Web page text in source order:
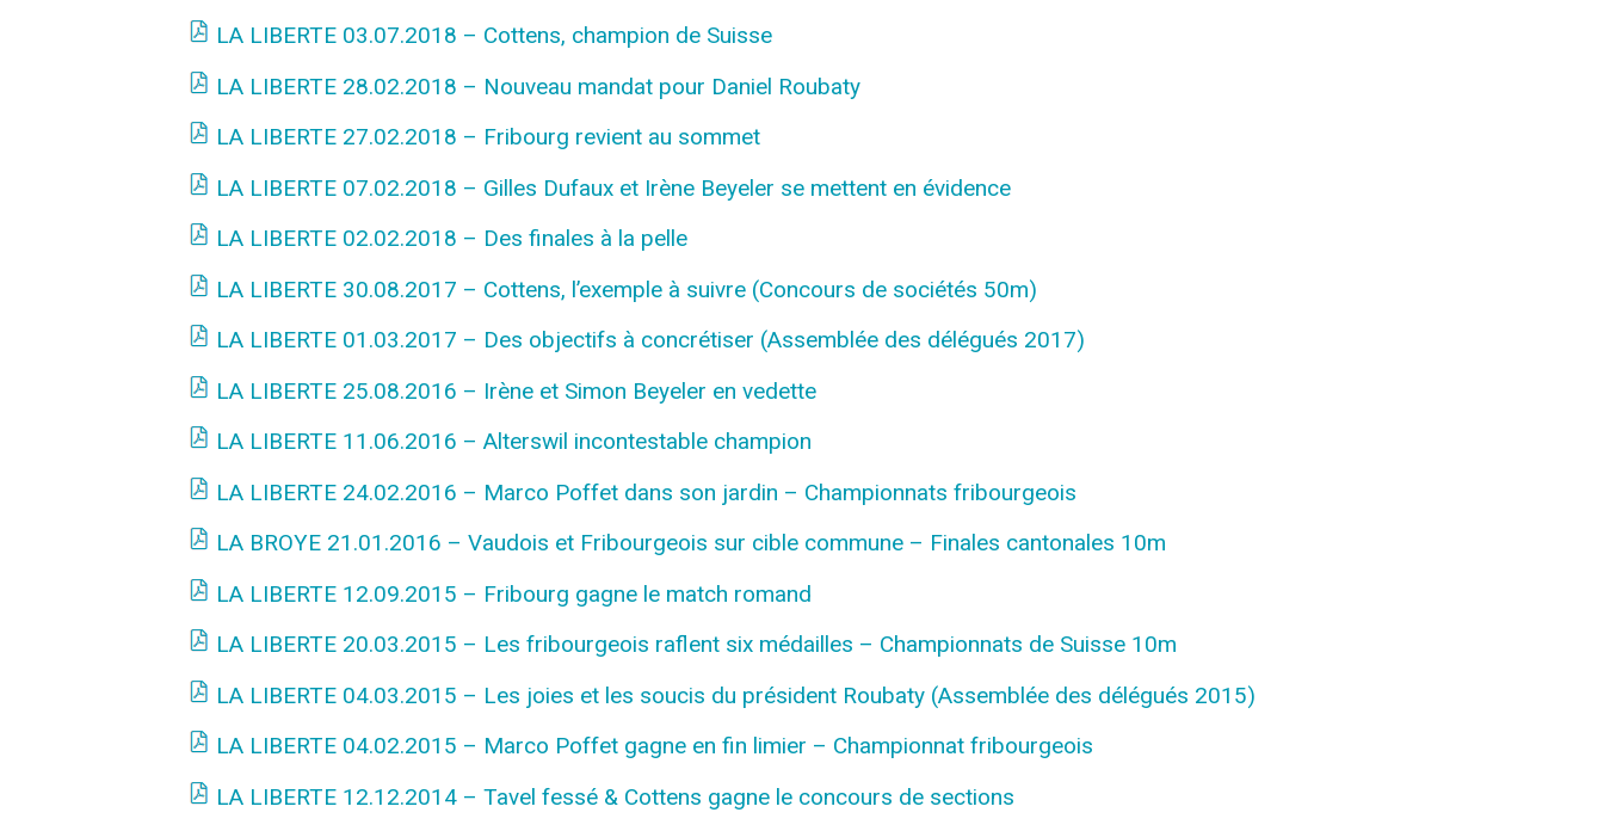
LA LIBERTE 03.07.2018 – Cottens, champion de Suisse
LA LIBERTE 28.02.2018 – Nouveau mandat pour Daniel Roubaty
LA LIBERTE 27.02.2018 – Fribourg revient au sommet
LA LIBERTE 07.02.2018 – Gilles Dufaux et Irène Beyeler se mettent en évidence
LA LIBERTE 02.02.2018 – Des finales à la pelle
LA LIBERTE 30.08.2017 – Cottens, l’exemple à suivre (Concours de sociétés 50m)
LA LIBERTE 01.03.2017 – Des objectifs à concrétiser (Assemblée des délégués 2017)
LA LIBERTE 25.08.2016 – Irène et Simon Beyeler en vedette
LA LIBERTE 11.06.2016 – Alterswil incontestable champion
LA LIBERTE 24.02.2016 – Marco Poffet dans son jardin – Championnats fribourgeois
LA BROYE 21.01.2016 – Vaudois et Fribourgeois sur cible commune – Finales cantonales 10m
LA LIBERTE 12.09.2015 – Fribourg gagne le match romand
LA LIBERTE 20.03.2015 – Les fribourgeois raflent six médailles – Championnats de Suisse 10m
LA LIBERTE 04.03.2015 – Les joies et les soucis du président Roubaty (Assemblée des délégués 2015)
LA LIBERTE 04.02.2015 – Marco Poffet gagne en fin limier – Championnat fribourgeois
LA LIBERTE 12.12.2014 – Tavel fessé & Cottens gagne le concours de sections